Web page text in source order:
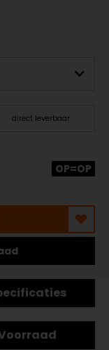
direct leverbaar
OP=OP